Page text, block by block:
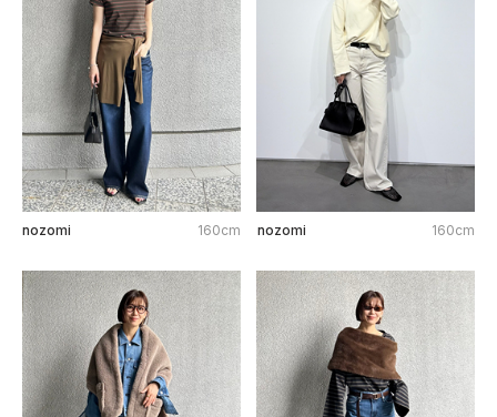
nozomi 160cm nozomi 160cm